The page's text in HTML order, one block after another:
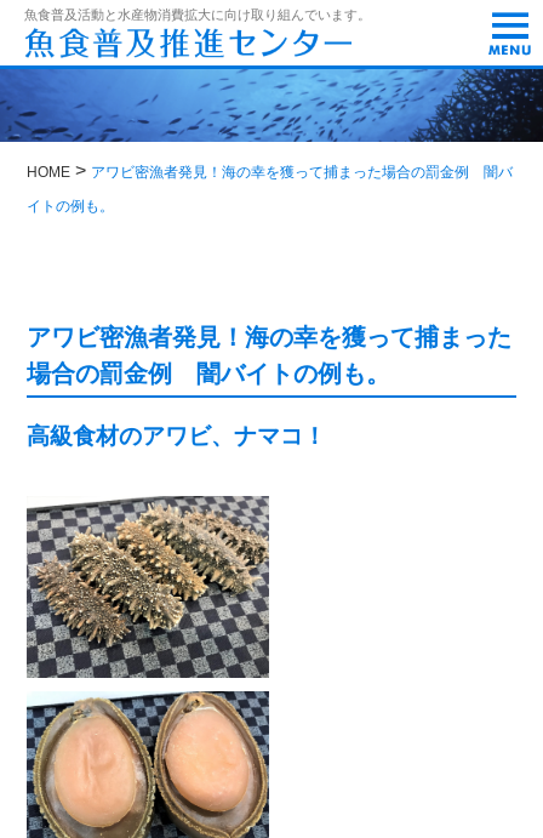
魚食普及活動と水産物消費拡大に向け取り組んでいます。
t
o
g
g
l
e
n
a
v
n
HOME > アワビ密漁者発見！海の幸を獲って捕まった場合の罰金例 闇バ
イトの例も。
アワビ密漁者発見！海の幸を獲って捕まった
場合の罰金例 闇バイトの例も。
高級食材のアワビ、ナマコ！